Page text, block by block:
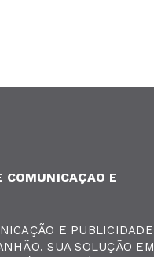
E
E PUBLICIDADE
SUA SOLUÇÃO EM